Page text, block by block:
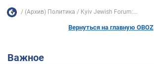
(Архив) Политика Kyiv Jewish Forum:...
Вернуться на главную OBOZ
Важное